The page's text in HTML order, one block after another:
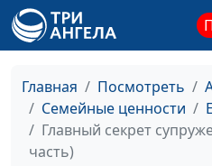
Главная Посмотреть
Семейные ценности
Главный секрет
часть)
часть)
разрушительные мифы
(вторая часть)